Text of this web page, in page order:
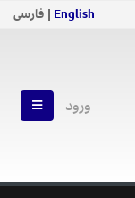
English | فارسی
ورود